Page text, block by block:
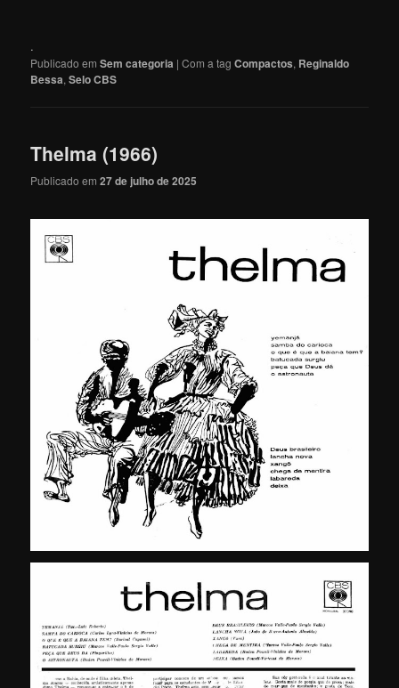
.
Publicado em Sem categoria |Com a tagCompactos, Reginaldo
Bessa,Selo CBS
Thelma (1966)
Publicado em27 de julho de 2025